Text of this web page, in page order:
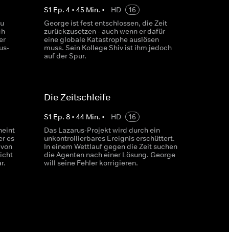
S1 Ep. 4 • 45 Min. • HD
16
George ist fest entschlossen, die Zeit
zurückzusetzen - auch wenn er dafür
eine globale Katastrophe auslösen
muss. Sein Kollege Shiv ist ihm jedoch
auf der Spur.
es
Die Zeitschleife
S1 Ep. 8• 44 Min. • HD
16
Das Lazarus-Projekt wird durch ein
unkontrollierbares Ereignis erschüttert.
In einem Wettlauf gegen die Zeit suchen
die Agenten nach einer Lösung. George
will seine Fehler korrigieren.